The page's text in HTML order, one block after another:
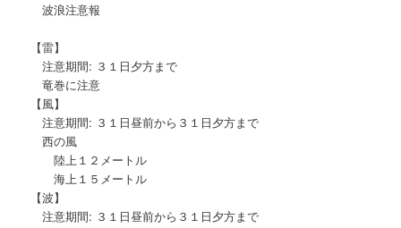
波浪注意報
【雷】
注意期間: ３１日夕方まで
竜巻に注意
【風】
注意期間: ３１日昼前から３１日夕方まで
西の風
陸上１２メートル
海上１５メートル
【波】
注意期間: ３１日昼前から３１日夕方まで